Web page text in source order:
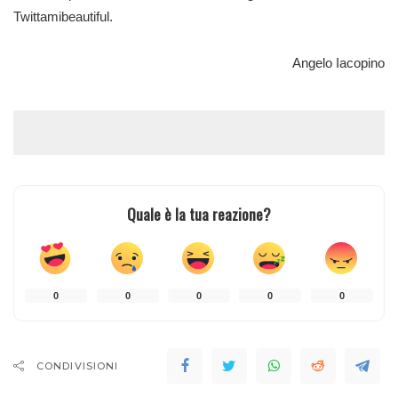
Twittamibeautiful.
Angelo Iacopino
Quale è la tua reazione?
0 0 0 0 0
CONDIVISIONI